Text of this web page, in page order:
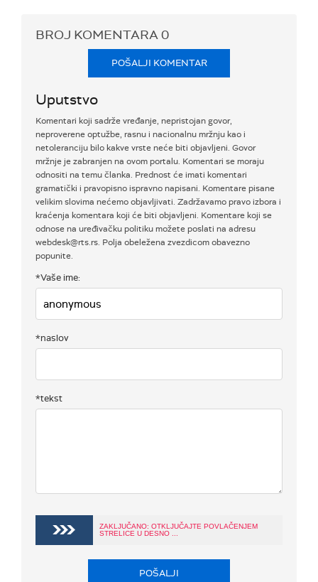
BROJ KOMENTARA0
POŠALJI KOMENTAR
Uputstvo
Komentari koji sadrže vređanje, nepristojan govor,
neproverene optužbe, rasnu i nacionalnu mržnju kao i
netoleranciju bilo kakve vrste neće biti objavljeni. Govor
mržnje je zabranjen na ovom portalu. Komentari se moraju
odnositi na temu članka. Prednost će imati komentari
gramatički i pravopisno ispravno napisani. Komentare pisane
velikim slovima nećemo objavljivati. Zadržavamo pravo izbora i
kraćenja komentara koji će biti objavljeni. Komentare koji se
odnose na uređivačku politiku možete poslati na adresu
webdesk@rts.rs. Polja obeležena zvezdicom obavezno
popunite.
*Vaše ime:
*naslov
*tekst
ZAKLJUČANO: OTKLJUČAJTE POVLAČENJEM
STRELICE U DESNO ...
POŠALJI